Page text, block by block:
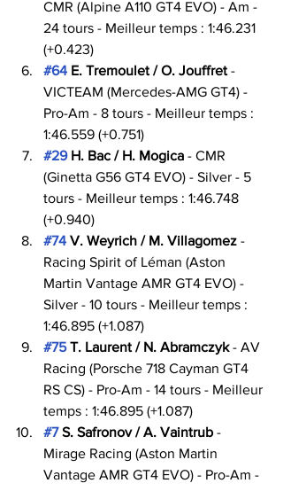
CMR (Alpine A110 GT4 EVO) - Am -
24 tours - Meilleur temps : 1:46.231
(+0.423)
#64 E. Tremoulet / O. Jouffret -
VICTEAM (Mercedes-AMG GT4) -
Pro-Am - 8 tours - Meilleur temps :
1:46.559 (+0.751)
#29 H. Bac / H. Mogica - CMR
(Ginetta G56 GT4 EVO) - Silver - 5
tours - Meilleur temps : 1:46.748
(+0.940)
#74 V. Weyrich / M. Villagomez -
Racing Spirit of Léman (Aston
Martin Vantage AMR GT4 EVO) -
Silver - 10 tours - Meilleur temps :
1:46.895 (+1.087)
#75 T. Laurent / N. Abramczyk - AV
Racing (Porsche 718 Cayman GT4
RS CS) - Pro-Am - 14 tours - Meilleur
temps : 1:46.895 (+1.087)
#7 S. Safronov / A. Vaintrub -
Mirage Racing (Aston Martin
Vantage AMR GT4 EVO) - Pro-Am -